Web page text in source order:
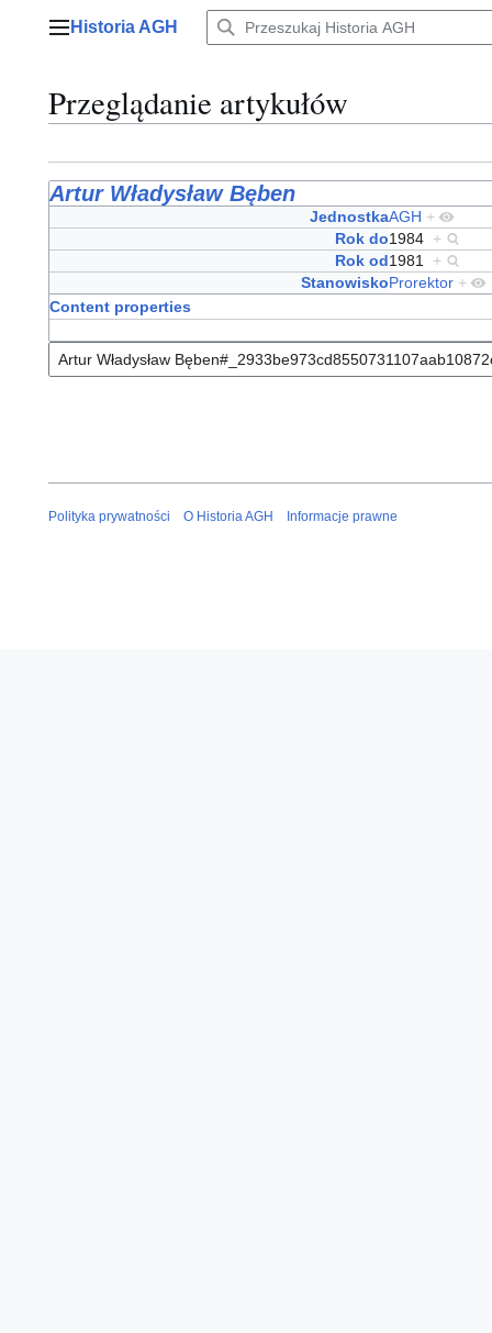
Menu główne
Historia AGH
Przeglądanie artykułów
Artur Władysław Bęben
JednostkaAGH +
Rok do1984 +
Rok od1981
+
StanowiskoProrektor +
Content properties
Polityka prywatności O Historia AGH Informacje prawne